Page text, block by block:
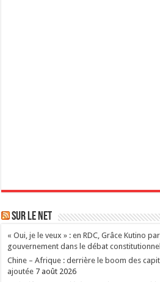
Sur le Net
« Oui, je le veux » : en RDC, Grâce Kutino
gouvernement dans le débat
Chine – Afrique : derrière le boom des
ajoutée 7 août 2026